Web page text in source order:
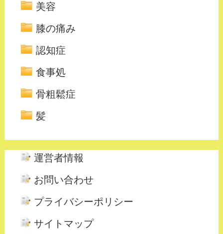
美容
膝の痛み
認知症
食事処
骨粗鬆症
髪
運営者情報
お問い合わせ
プライバシーポリシー
サイトマップ